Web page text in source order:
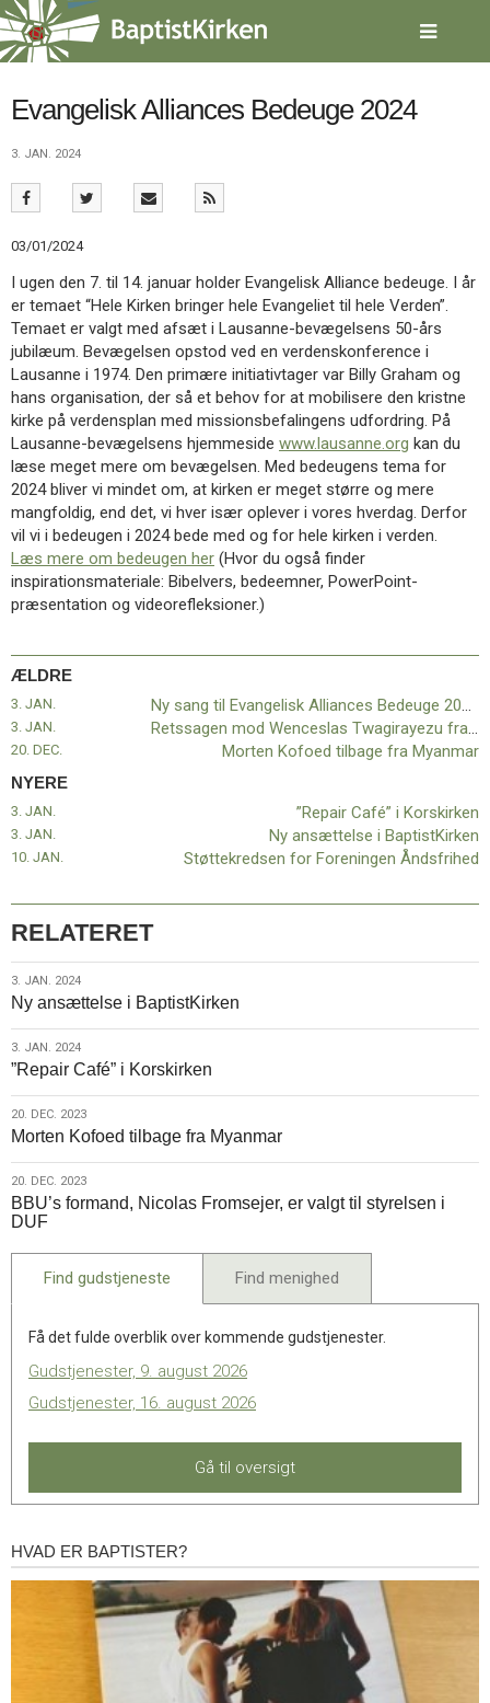
Spring
menu
over
gå
indhold Vend
forsiden
1.0:
Forside
3.0:
Kalender
4.0:
Inspiration
5.0:
Værktøjskassen
6.0:
Mission
7.0:
Om
BaptistKirken
8.0:
Kontakt
Forside
10.0:
Nyheder
11.0:
Kalender
12.0:
Inspiration
Værktøjskassen
14.0:
Mission
15.0:
Om
BaptistKirken
Næste
indlæg:
”Repair
Café”
Korskirken
indlæg:
Ny
sang
Evangelisk
Alliances
2024
kan
lytte
her
Evangelisk Alliances Bedeuge 2024
3. JAN. 2024
03/01/2024
I ugen den 7. til 14. januar holder Evangelisk Alliance bedeuge. I år
er temaet “Hele Kirken bringer hele Evangeliet til hele Verden”.
Temaet er valgt med afsæt i Lausanne-bevægelsens 50-års
jubilæum. Bevægelsen opstod ved en verdenskonference i
Lausanne i 1974. Den primære initiativtager var Billy Graham og
hans organisation, der så et behov for at mobilisere den kristne
kirke på verdensplan med missionsbefalingens udfordring. På
Lausanne-bevægelsens hjemmeside www.lausanne.org kan du
læse meget mere om bevægelsen. Med bedeugens tema for
2024 bliver vi mindet om, at kirken er meget større og mere
mangfoldig, end det, vi hver især oplever i vores hverdag. Derfor
vil vi i bedeugen i 2024 bede med og for hele kirken i verden.
Læs mere om bedeugen her (Hvor du også finder
inspirationsmateriale: Bibelvers, bedeemner, PowerPoint-
præsentation og videorefleksioner.)
ÆLDRE
3. JAN. Ny sang til Evangelisk Alliances Bedeuge 2024 – Du kan lytte med her
3. JAN. Retssagen mod Wenceslas Twagirayezu fra Herlev blev udsat – igen!
20. DEC. Morten Kofoed tilbage fra Myanmar
NYERE
”Repair Café” i Korskirken
3. JAN.
Ny ansættelse i BaptistKirken
3. JAN.
Støttekredsen for Foreningen Åndsfrihed
10. JAN.
RELATERET
3.
jan.
2024
3. JAN. 2024
Ny ansættelse i BaptistKirken
3.
jan.
2024
3. JAN. 2024
”Repair Café” i Korskirken
20.
dec.
2023
20. DEC. 2023
Morten Kofoed tilbage fra Myanmar
20.
dec.
2023
20. DEC. 2023
BBU’s formand, Nicolas Fromsejer, er valgt til styrelsen i
DUF
Find gudstjeneste Find menighed
Få det fulde overblik over kommende gudstjenester.
Gudstjenester, 9. august 2026
Gudstjenester, 16. august 2026
Gå til oversigt
Hvad
HVAD ER BAPTISTER?